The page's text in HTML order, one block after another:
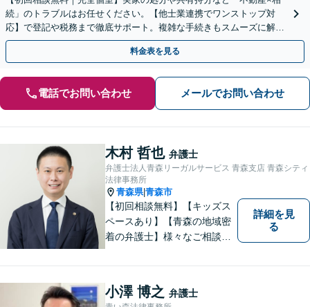
続」のトラブルはお任せください。【他士業連携でワンストップ対
応】で登記や税務まで徹底サポート。複雑な手続きもスムーズに解決
へ導きます。【WEB面談可】【出張相談も対応】
料金表を見る
電話でお問い合わせ メールでお問い合わせ
木村 哲也 弁護士
弁護士法人青森リーガルサービス 青森支店 青森シティ
法律事務所
青森県|青森市
【初回相談無料】【キッズス
ペースあり】【青森の地域密
着の弁護士】様々なご相談・
応いたします。
詳細を見
る
小澤 博之 弁護士